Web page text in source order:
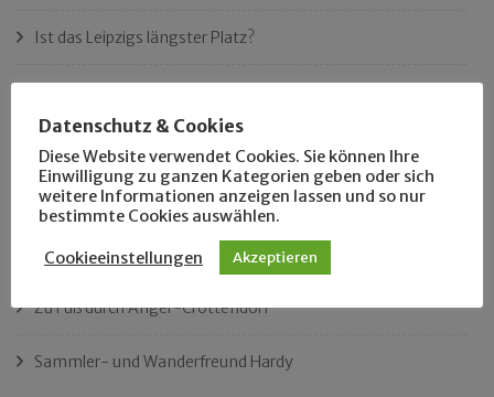
Ist das Leipzigs längster Platz?
Das neue Eutritzsch-Buch
Der Leipziger Schmiedetag von 1904
Rennfahrer in Schönefeld und Zschocher
Zu Fuß durch Anger-Crottendorf
Sammler- und Wanderfreund Hardy
Datenschutz & Cookies
Diese Website verwendet Cookies. Sie können Ihre
Einwilligung zu ganzen Kategorien geben oder sich
weitere Informationen anzeigen lassen und so nur
bestimmte Cookies auswählen.
Cookieeinstellungen Akzeptieren